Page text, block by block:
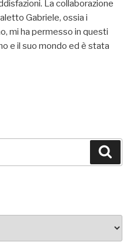
La collaborazione
Gabriele, ossia i
mi ha permesso in questi
e il suo mondo ed è stata